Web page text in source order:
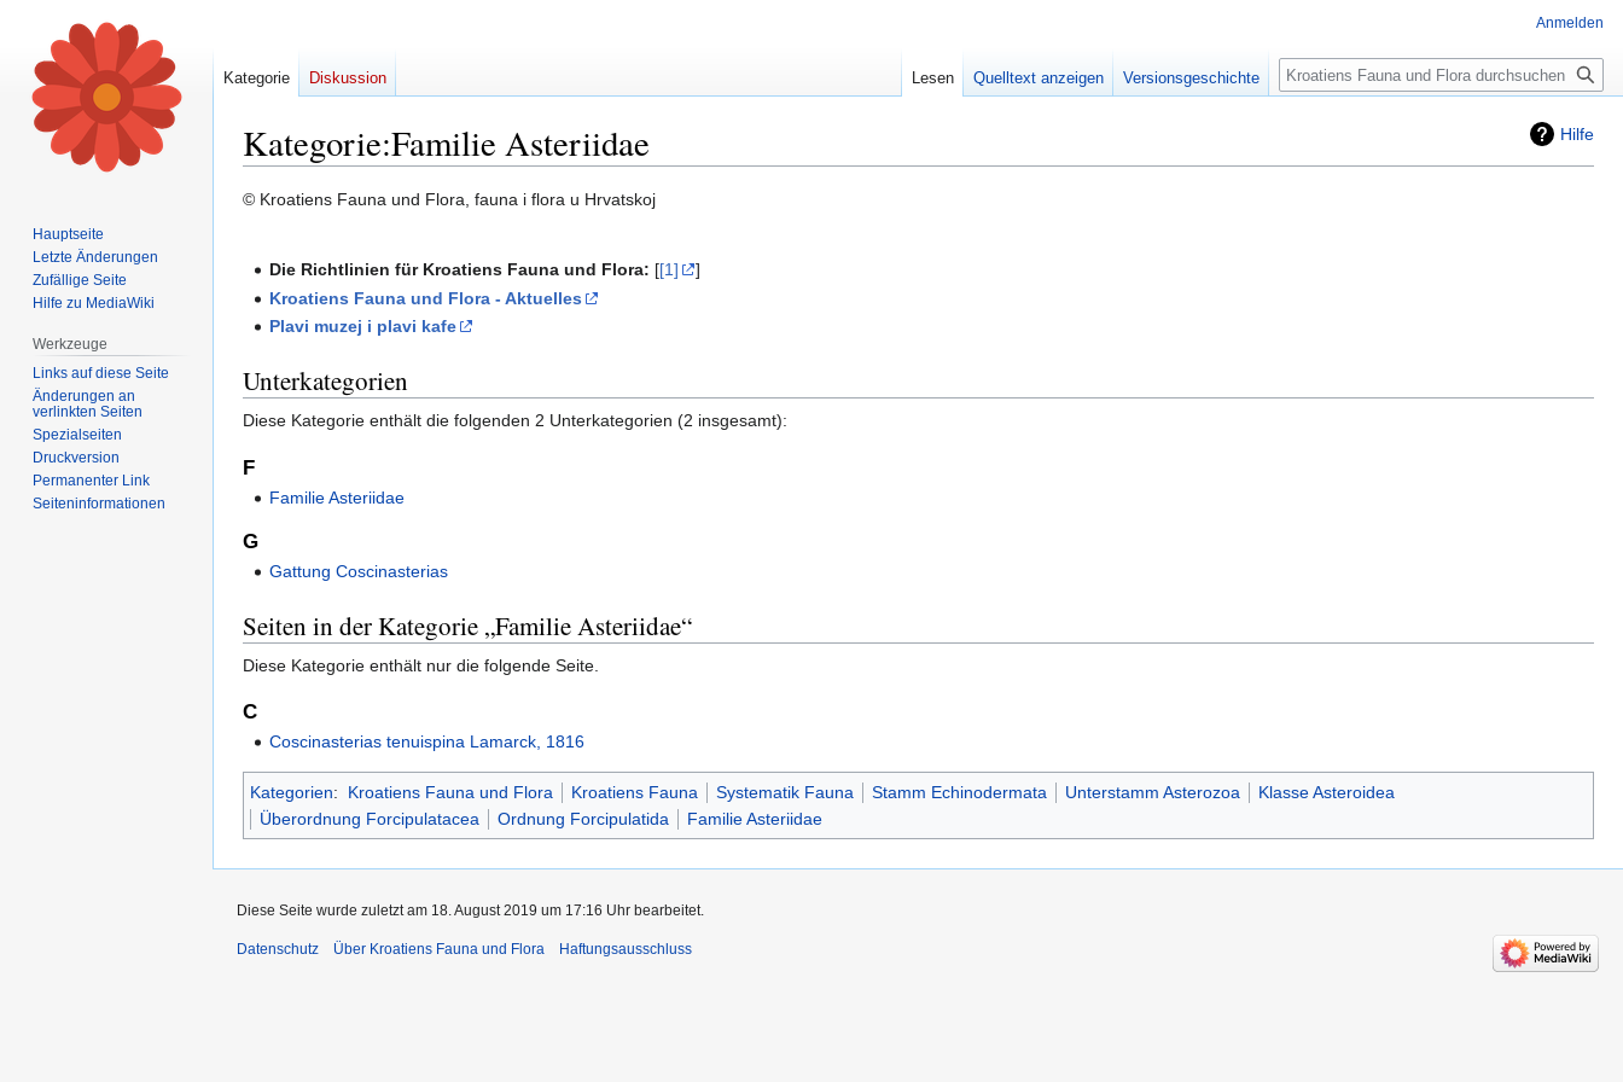
Hilfe
Kategorie:Familie Asteriidae
Zur
Zur
© Kroatiens Fauna und Flora, fauna i flora u Hrvatskoj
Die Richtlinien für Kroatiens Fauna und Flora: [[1]
]
Kroatiens Fauna und Flora - Aktuelles
Plavi muzej i plavi kafe
Unterkategorien
Diese Kategorie enthält die folgenden 2 Unterkategorien (2 insgesamt):
F
Familie Asteriidae
G
Gattung Coscinasterias
Seiten in der Kategorie „Familie Asteriidae“
Diese Kategorie enthält nur die folgende Seite.
C
Coscinasterias tenuispina Lamarck, 1816
Kategorien: Kroatiens Fauna und Flora Kroatiens Fauna Systematik Fauna Stamm Echinodermata Unterstamm Asterozoa
Klasse Asteroidea
Überordnung Forcipulatacea
Ordnung Forcipulatida Familie Asteriidae
Anmelden
Kategorie Diskussion Lesen Quelltext anzeigen Versionsgeschichte Suche
Hauptseite
Letzte Änderungen
Zufällige Seite
Hilfe zu MediaWiki
Werkzeuge
Links auf diese Seite
Änderungen an
verlinkten Seiten
Spezialseiten
Druckversion
Permanenter Link
Seiten­informationen
Diese Seite wurde zuletzt am 18. August 2019 um 17:16 Uhr bearbeitet.
Datenschutz Über Kroatiens Fauna und Flora Haftungsausschluss